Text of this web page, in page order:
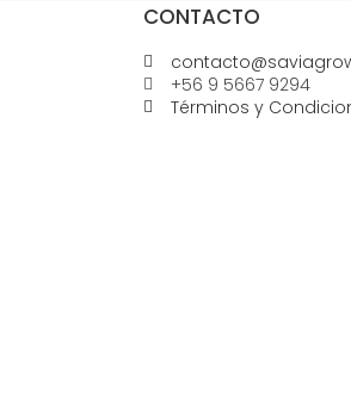
CONTACTO
+56 9 5667 9294
Términos y